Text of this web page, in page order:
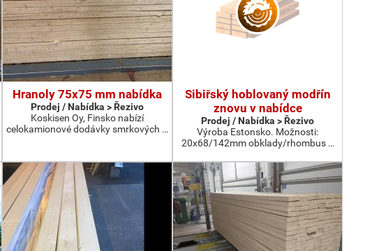
Hranoly 75x75 mm nabídka
Prodej / Nabídka > Řezivo
Koskisen Oy, Finsko nabízí
celokamionové dodávky smrkových …
Sibiřský hoblovaný modřín
znovu v nabídce
Prodej / Nabídka > Řezivo
Výroba Estonsko. Možnosti:
20x68/142mm obklady/rhombus …